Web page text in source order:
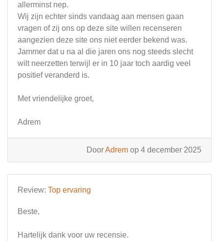
allerminst nep.
Wij zijn echter sinds vandaag aan mensen gaan
vragen of zij ons op deze site willen recenseren
aangezien deze site ons niet eerder bekend was.
Jammer dat u na al die jaren ons nog steeds slecht
wilt neerzetten terwijl er in 10 jaar toch aardig veel
positief veranderd is.
Met vriendelijke groet,
Adrem
DoorAdrem op 4 december 2025
Review: Top ervaring
Beste,
Hartelijk dank voor uw recensie.